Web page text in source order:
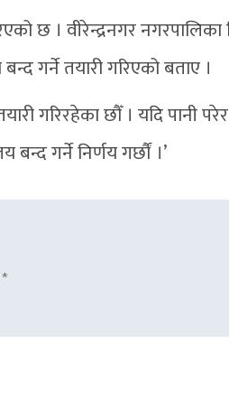
छ । वीरेन्द्रनगर नगरपालिका
गर्ने तयारी गरिएको बताए ।
गरिरहेका छौँ । यदि पानी
गर्ने निर्णय गर्छौं ।’
*